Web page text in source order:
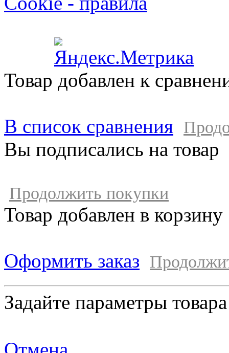
Товар добавлен к
В список сравнения
Вы подписались на товар
Продолжить покупки
Товар добавлен в корзину
Оформить заказ
Задайте параметры товара